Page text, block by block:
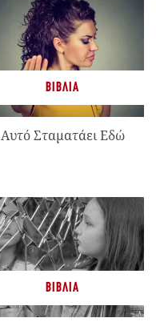
ΒΙΒΛΊΑ
Αυτό Σταματάει Εδώ
ΒΙΒΛΊΑ